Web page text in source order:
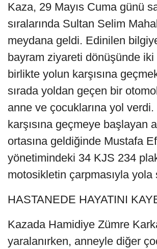
Kaza, 29 Mayıs Cuma günü
sıralarında Sultan Selim
meydana geldi. Edinilen
bayram ziyareti dönüşünde
birlikte yolun karşısına
sırada yoldan geçen bir
anne ve çocuklarına yol verdi.
karşısına geçmeye başlayan
ortasına geldiğinde Mustafa
yönetimindeki 34 KJS 234
motosikletin çarpmasıyla yola
HASTANEDE HAYATINI
Kazada Hamidiye Zümre
yaralanırken, anneyle diğer